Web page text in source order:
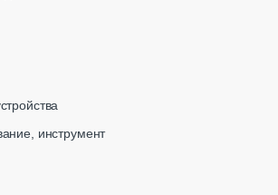
инструмент